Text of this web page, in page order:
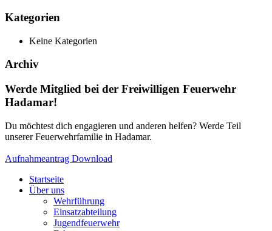
Kategorien
Keine Kategorien
Archiv
Werde Mitglied bei der Freiwilligen Feuerwehr
Hadamar!
Du möchtest dich engagieren und anderen helfen? Werde Teil
unserer Feuerwehrfamilie in Hadamar.
Aufnahmeantrag Download
Startseite
Über uns
Wehrführung
Einsatzabteilung
Jugendfeuerwehr